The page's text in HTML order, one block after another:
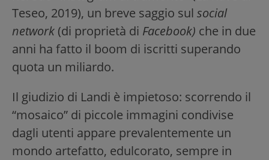
Teseo, 2019), un breve saggio sul social
network (di proprietà di Facebook) che in due
anni ha fatto il boom di iscritti superando
quota un miliardo.
Il giudizio di Landi è impietoso: scorrendo il
“mosaico” di piccole immagini condivise
dagli utenti appare prevalentemente un
mondo artefatto, edulcorato, sempre in